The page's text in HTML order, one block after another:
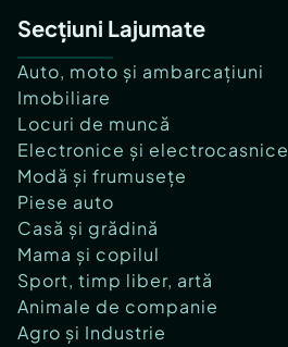
Secțiuni Lajumate
Auto, moto și ambarcațiuni
Imobiliare
Locuri de muncă
Electronice și electrocasnice
Modă și frumusețe
Piese auto
Casă și grădină
Mama și copilul
Sport, timp liber, artă
Animale de companie
Agro și Industrie